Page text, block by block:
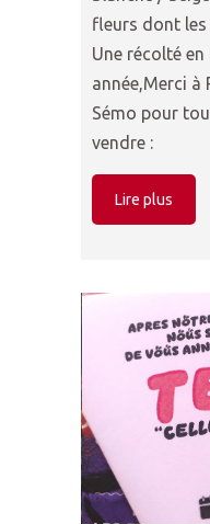
fleurs dont les
Une récolté
année,Merci à
Sémo pour
vendre :
Lire plus